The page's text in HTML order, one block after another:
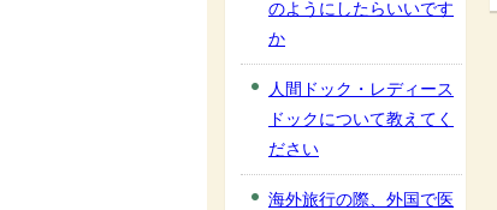
のようにしたらいいです
か
人間ドック・レディース
ドックについて教えてく
ださい
海外旅行の際、外国で医